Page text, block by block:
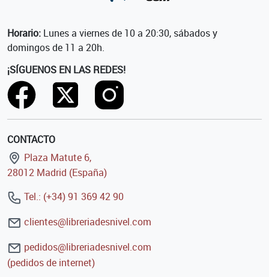
Horario: Lunes a viernes de 10 a 20:30, sábados y
domingos de 11 a 20h.
¡SÍGUENOS EN LAS REDES!
CONTACTO
Plaza Matute 6,
28012 Madrid (España)
Tel.: (+34) 91 369 42 90
clientes@libreriadesnivel.com
pedidos@libreriadesnivel.com
(pedidos de internet)